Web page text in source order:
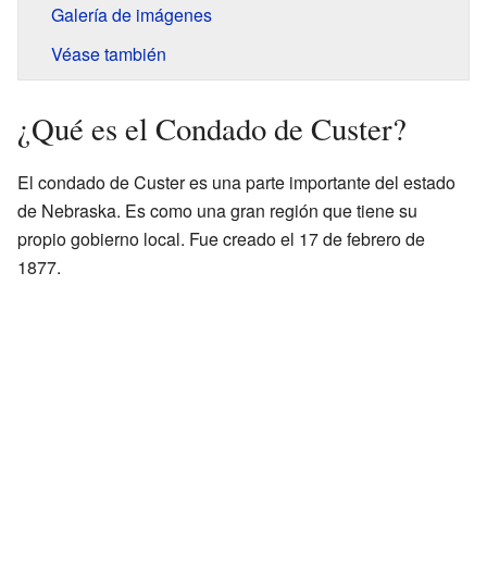
Galería de imágenes
Véase también
¿Qué es el Condado de Custer?
El condado de Custer es una parte importante del estado
de Nebraska. Es como una gran región que tiene su
propio gobierno local. Fue creado el 17 de febrero de
1877.